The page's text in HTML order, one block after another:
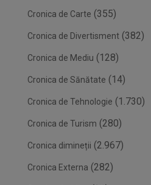
Cronica de Carte (355)
Cronica de Divertisment (382)
Cronica de Mediu (128)
Cronica de Sănătate (14)
Cronica de Tehnologie (1.730)
Cronica de Turism (280)
Cronica dimineții (2.967)
Cronica Externa (282)